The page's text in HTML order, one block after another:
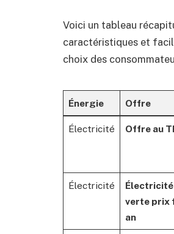
Voici un tableau
caractéristiques et
choix des
Énergie Offre
Électricité Offre au
Électricité
Électricité
verte prix
an